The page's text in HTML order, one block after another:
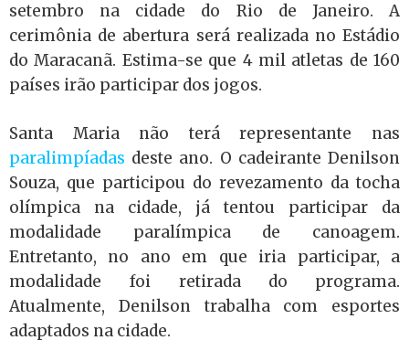
setembro na cidade do Rio de Janeiro. A
cerimônia de abertura será realizada no Estádio
do Maracanã. Estima-se que 4 mil atletas de 160
países irão participar dos jogos.
Santa Maria não terá representante nas
paralimpíadas deste ano. O cadeirante Denilson
Souza, que participou do revezamento da tocha
olímpica na cidade, já tentou participar da
modalidade paralímpica de canoagem.
Entretanto, no ano em que iria participar, a
modalidade foi retirada do programa.
Atualmente, Denilson trabalha com esportes
adaptados na cidade.